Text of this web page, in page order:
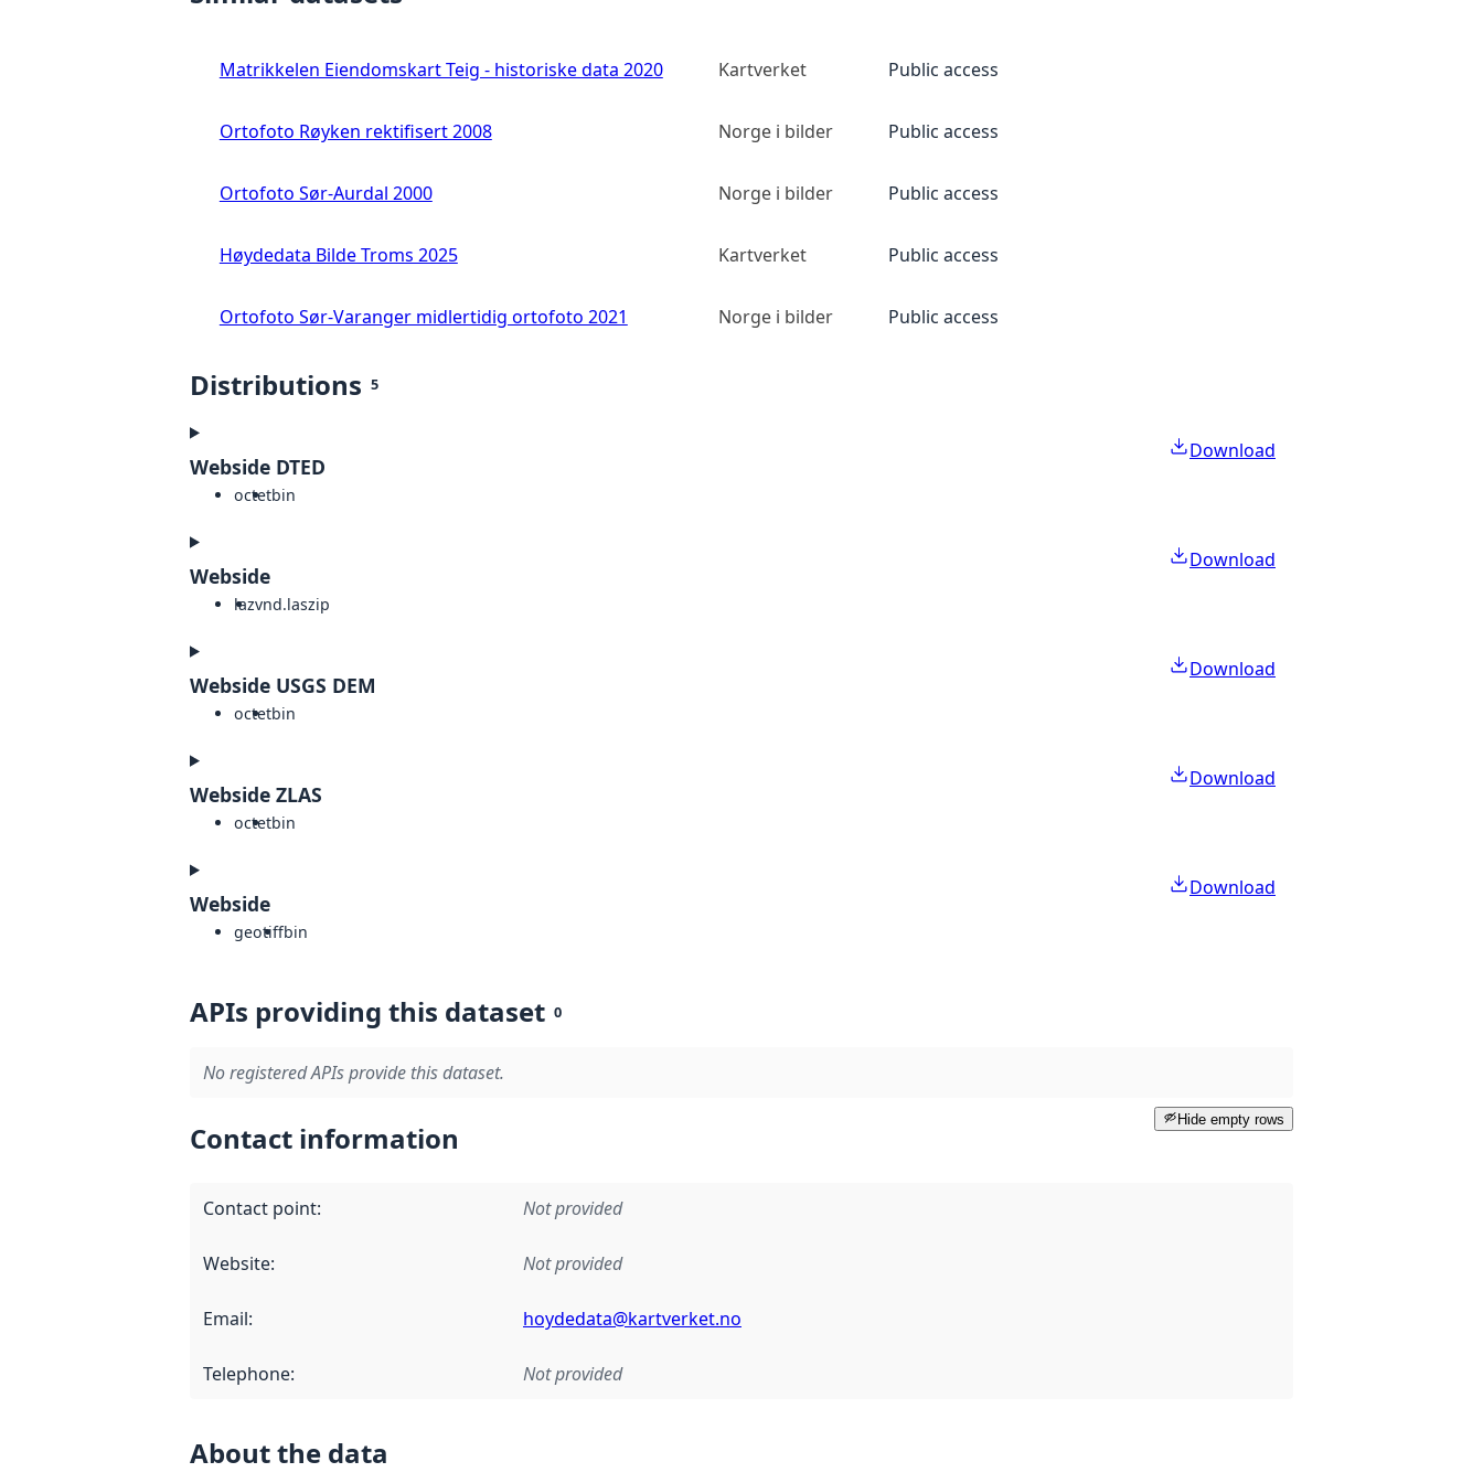
Matrikkelen Eiendomskart Teig - historiske data 2020 Kartverket Public access
Ortofoto Røyken rektifisert 2008 Norge i bilder Public access
Ortofoto Sør-Aurdal 2000 Norge i bilder Public access
Høydedata Bilde Troms 2025 Kartverket Public access
Ortofoto Sør-Varanger midlertidig ortofoto 2021 Norge i bilder Public access
Distributions 5
Webside DTED
octetbin
Download
Webside
lazvnd.laszip
Download
Webside USGS DEM
octetbin
Download
Webside ZLAS
octetbin
Download
Webside
geotiffbin
Download
APIs providing this dataset 0
No registered APIs provide this dataset.
Hide empty rows
Contact information
Contact point: Not provided
Website: Not provided
Email: hoydedata@kartverket.no
Telephone: Not provided
About the data